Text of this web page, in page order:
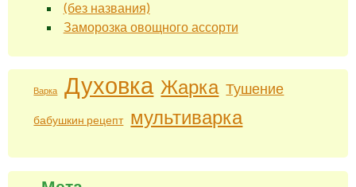
(без названия)
Заморозка овощного ассорти
Варка Духовка Жарка Тушение
бабушкин рецепт мультиварка